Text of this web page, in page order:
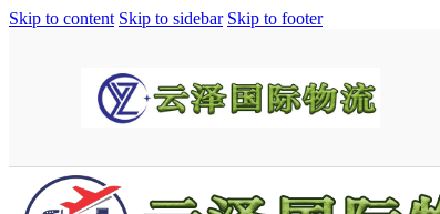
Skip to content Skip to sidebar Skip to footer